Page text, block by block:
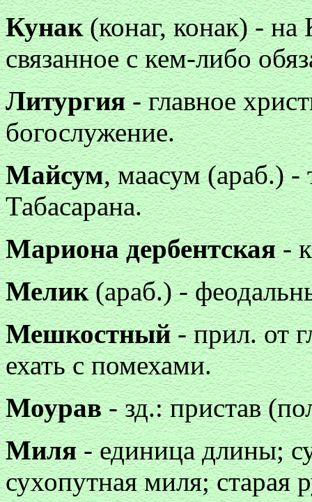
Кунак(конаг, конак) - на
связанное с кем-либо
Литургия- главное
богослужение.
Майсум, маасум (араб.) -
Табасарана.
Мариона дербентская-
Мелик(араб.) -
Мешкостный- прил. от
ехать с помехами.
Моурав- зд.: пристав
Миля- единица длины;
сухопутная миля; старая